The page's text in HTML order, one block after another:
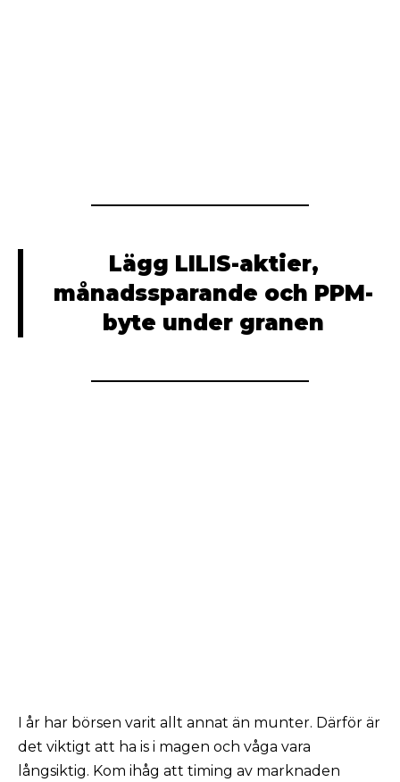
Lägg LILIS-aktier,
månadssparande och PPM-
byte under granen
I år har börsen varit allt annat än munter. Därför är
det viktigt att ha is i magen och våga vara
långsiktig. Kom ihåg att timing av marknaden